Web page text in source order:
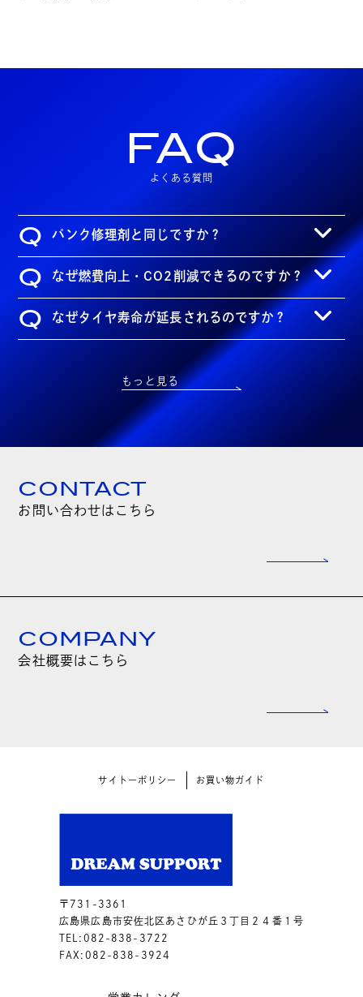
FAQ
よくある質問
Q パンク修理剤と同じですか？
Q なぜ燃費向上・CO2削減できるのですか？
Q なぜタイヤ寿命が延長されるのですか？
もっと見る
CONTACT
お問い合わせはこちら
COMPANY
会社概要はこちら
サイトーポリシー お買い物ガイド
〒731-3361
広島県広島市安佐北区あさひが丘３丁目２４番１号
TEL:082-838-3722
FAX:082-838-3924